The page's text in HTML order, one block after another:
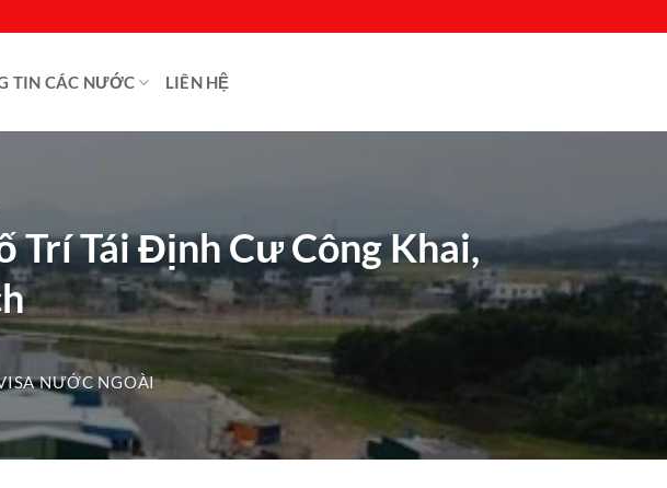
TIN CÁC NƯỚC LIÊN HỆ
Tái Định Cư Công Khai,
NƯỚC NGOÀI